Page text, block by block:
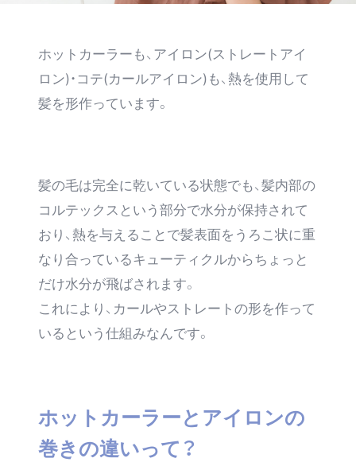
ホットカーラーも、アイロン(ストレートアイ
ロン)・コテ(カールアイロン)も、熱を使用して
髪を形作っています。
髪の毛は完全に乾いている状態でも、髪内部の
コルテックスという部分で水分が保持されて
おり、熱を与えることで髪表面をうろこ状に重
なり合っているキューティクルからちょっと
だけ水分が飛ばされます。
これにより、カールやストレートの形を作って
いるという仕組みなんです。
ホットカーラーとアイロンの
巻きの違いって？